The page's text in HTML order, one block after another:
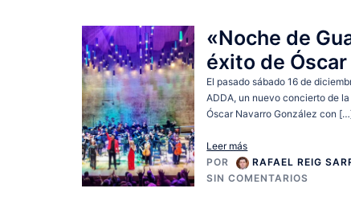
«Noche de
éxito de
El pasado sábado 16 de
ADDA, un nuevo concierto de
Óscar Navarro González con
Leer más
POR
RAFAEL REIG
SIN COMENTARIOS